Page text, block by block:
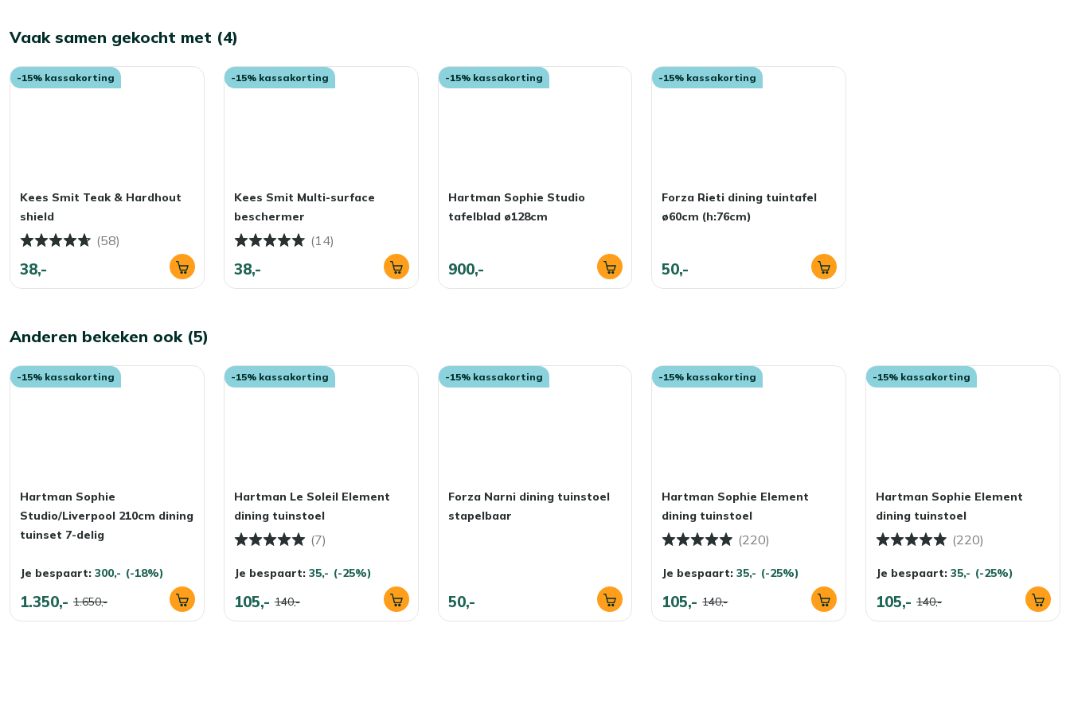
Vaak samen gekocht met (4)
-15% kassakorting
Kees Smit Teak & Hardhout
shield
(58)
38,-
-15% kassakorting
Kees Smit Multi-surface
beschermer
(14)
38,-
-15% kassakorting
Hartman Sophie Studio
tafelblad ø128cm
900,-
-15% kassakorting
Forza Rieti dining tuintafel
ø60cm (h:76cm)
50,-
Anderen bekeken ook (5)
-15% kassakorting
Hartman Sophie
Studio/Liverpool 210cm dining
tuinset 7-delig
Je bespaart: 300,- (-18%)
1.350,- 1.650,-
-15% kassakorting
Hartman Le Soleil Element
dining tuinstoel
(7)
Je bespaart: 35,- (-25%)
105,- 140,-
-15% kassakorting
Forza Narni dining tuinstoel
stapelbaar
50,-
-15% kassakorting
Hartman Sophie Element
dining tuinstoel
(220)
Je bespaart:35,- (-25%)
105,- 140,-
-15% kassakorting
Hartman Sophie Element
dining tuinstoel
(220)
Je bespaart:35,- (-25%)
105,- 140,-